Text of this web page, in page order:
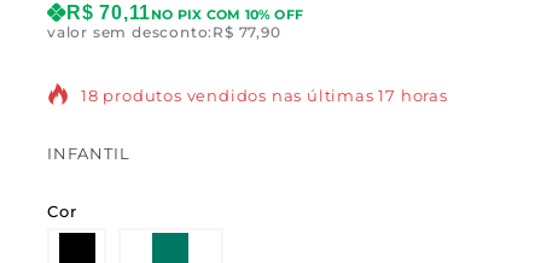
R$ 70,11NO PIX COM 10% OFF
valor sem desconto: R$ 77,90
18 produtos vendidos nas últimas 17 horas
INFANTIL
Cor